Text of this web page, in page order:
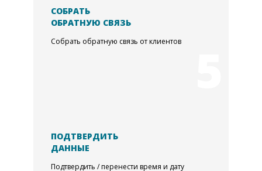
СОБРАТЬ
ОБРАТНУЮ СВЯЗЬ
Собрать обратную связь от клиентов
ПОДТВЕРДИТЬ
ДАННЫЕ
Подтвердить / перенести время и дату